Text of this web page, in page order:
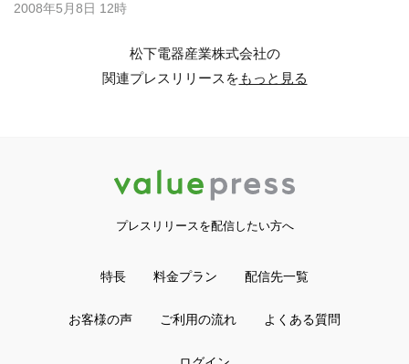
2008年5月8日 12時
松下電器産業株式会社の
関連プレスリリースをもっと見る
プレスリリースを配信したい方へ
特長 料金プラン 配信先一覧
お客様の声 ご利用の流れ よくある質問